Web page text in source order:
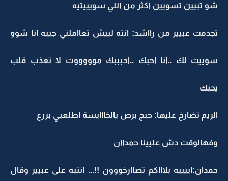
شو تبيين تسويين اكثر من اللي سويييتيه
تجدمت عبيير من رااشد: انته لييش تعااملني جييه انا شوو
سوييت لك ..انا احبك ..احبببك موووووت لا تعذب قلب
يحبك
الريم تضارخ عليها: حبج برص يالخااايسة اطلعيي بررع
وفهالوقت دش عليينا حمداان
حمدان:اييييه بلاااكم تصاارخووون !!... انتبه على عبيير وقال